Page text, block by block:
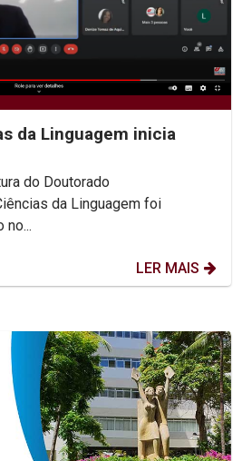
da Linguagem inicia
do Doutorado
da Linguagem foi
no...
LER MAIS